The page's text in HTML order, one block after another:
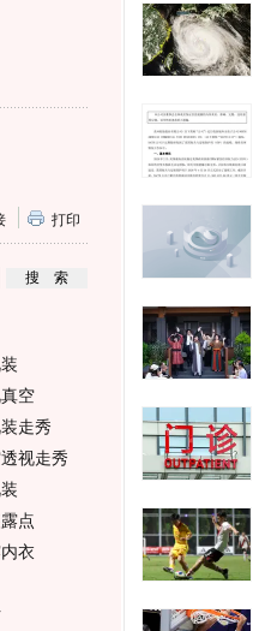
打印
空
走秀
视走秀
点
衣